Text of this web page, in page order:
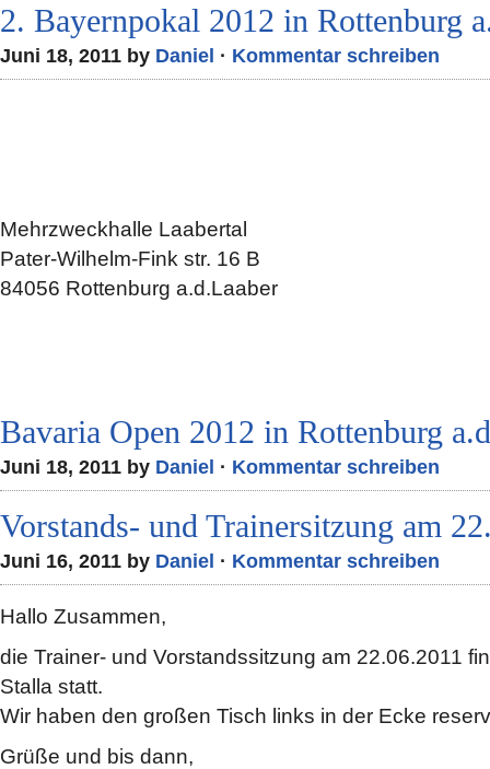
2. Bayernpokal 2012 in Rottenburg
Juni 18, 2011 by Daniel · Kommentar schreiben
Mehrzweckhalle Laabertal
Pater-Wilhelm-Fink str. 16 B
84056 Rottenburg a.d.Laaber
Bavaria Open 2012 in Rottenburg
Juni 18, 2011 by Daniel · Kommentar schreiben
Vorstands- und Trainersitzung am
Juni 16, 2011 by Daniel · Kommentar schreiben
Hallo Zusammen,
die Trainer- und Vorstandssitzung am 22.06.2011
Stalla statt.
Wir haben den großen Tisch links in der Ecke
Grüße und bis dann,